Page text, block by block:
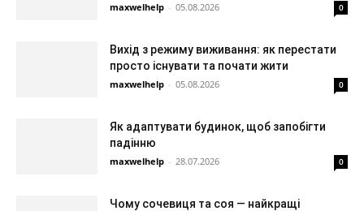
maxwelhelp - 05.08.2026 0
Вихід з режиму виживання: як перестати
просто існувати та почати жити
maxwelhelp - 05.08.2026 0
Як адаптувати будинок, щоб запобігти
падінню
maxwelhelp - 28.07.2026 0
Чому сочевиця та соя — найкращі